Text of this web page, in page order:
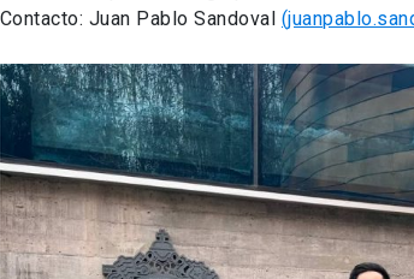
Contacto: Juan Pablo Sandoval